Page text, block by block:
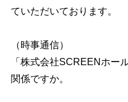
ていただいております。
（時事通信）
「株式会社SCREENホー
関係ですか。